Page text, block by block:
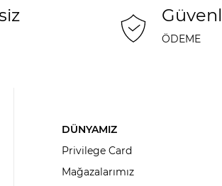
ÖDEME
DÜNYAMIZ
Privilege Card
Mağazalarımız